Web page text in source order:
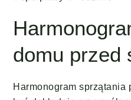
domu przed
Harmonogram